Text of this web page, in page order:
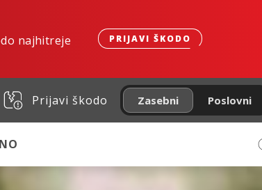
najhitreje
PRIJAVI ŠKODO
Prijavi škodo Zasebni Poslovni